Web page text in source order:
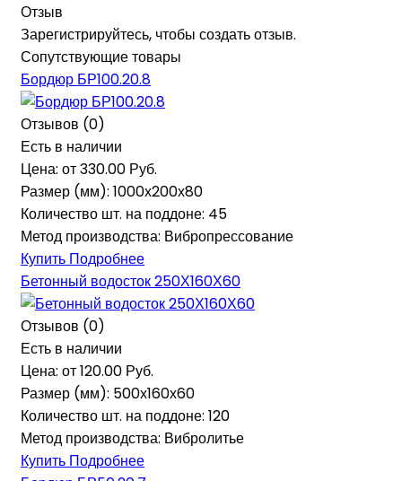
Отзыв
Зарегистрируйтесь, чтобы создать отзыв.
Сопутствующие товары
Бордюр БР100.20.8
Отзывов (0)
Есть в наличии
Цена: от330.00 Руб.
Размер (мм): 1000х200х80
Количество шт. на поддоне: 45
Метод производства: Вибропрессование
Купить Подробнее
Бетонный водосток 250Х160Х60
Отзывов (0)
Есть в наличии
Цена: от120.00 Руб.
Размер (мм): 500х160х60
Количество шт. на поддоне: 120
Метод производства: Вибролитье
Купить Подробнее